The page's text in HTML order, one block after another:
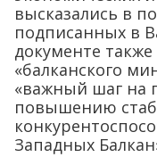
высказались в
подписанных в
документе
«балканского
«важный шаг на
повышению
Западных